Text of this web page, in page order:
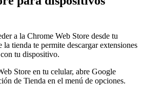
a la Chrome Web Store desde tu
tienda te permite descargar extensiones
tu dispositivo.
Store en tu celular, abre Google
de Tienda en el menú de opciones.